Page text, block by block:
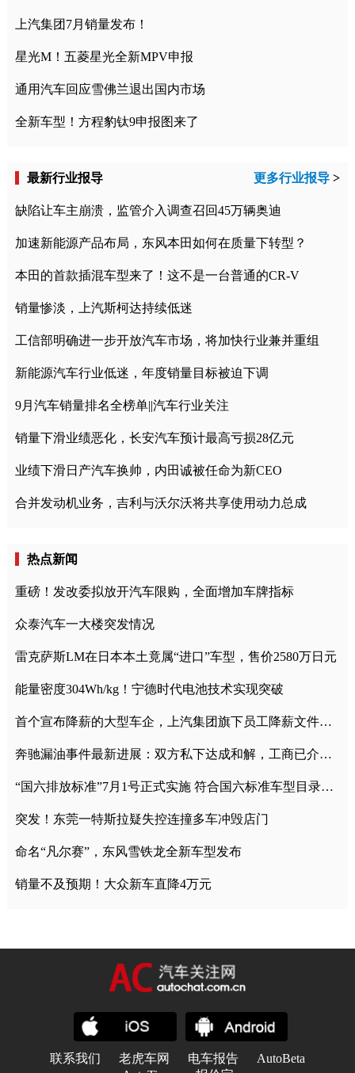
上汽集团7月销量发布！
星光M！五菱星光全新MPV申报
通用汽车回应雪佛兰退出国内市场
全新车型！方程豹钛9申报图来了
最新行业报导 更多行业报导 >
缺陷让车主崩溃，监管介入调查召回45万辆奥迪
加速新能源产品布局，东风本田如何在质量下转型？
本田的首款插混车型来了！这不是一台普通的CR-V
销量惨淡，上汽斯柯达持续低迷
工信部明确进一步开放汽车市场，将加快行业兼并重组
新能源汽车行业低迷，年度销量目标被迫下调
9月汽车销量排名全榜单||汽车行业关注
销量下滑业绩恶化，长安汽车预计最高亏损28亿元
业绩下滑日产汽车换帅，内田诚被任命为新CEO
合并发动机业务，吉利与沃尔沃将共享使用动力总成
热点新闻
重磅！发改委拟放开汽车限购，全面增加车牌指标
众泰汽车一大楼突发情况
雷克萨斯LM在日本本土竟属“进口”车型，售价2580万日元
能量密度304Wh/kg！宁德时代电池技术实现突破
首个宣布降薪的大型车企，上汽集团旗下员工降薪文件曝光
奔驰漏油事件最新进展：双方私下达成和解，工商已介入调查
“国六排放标准”7月1号正式实施 符合国六标准车型目录一览
突发！东莞一特斯拉疑失控连撞多车冲毁店门
命名“凡尔赛”，东风雪铁龙全新车型发布
销量不及预期！大众新车直降4万元
联系我们 老虎车网 电车报告
AutoBeta